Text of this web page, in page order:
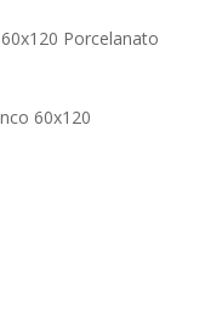
60x120 Porcelanato
60x120